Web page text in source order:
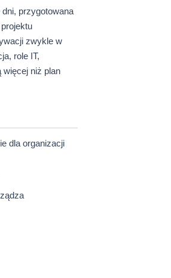
przygotowana
zwykle w
role IT,
więcej niż plan
dla organizacji